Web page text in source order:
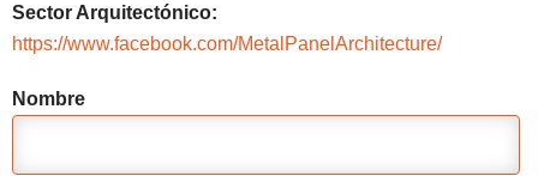
Sector Arquitectónico:
https://www.facebook.com/MetalPanelArchitecture/
Nombre